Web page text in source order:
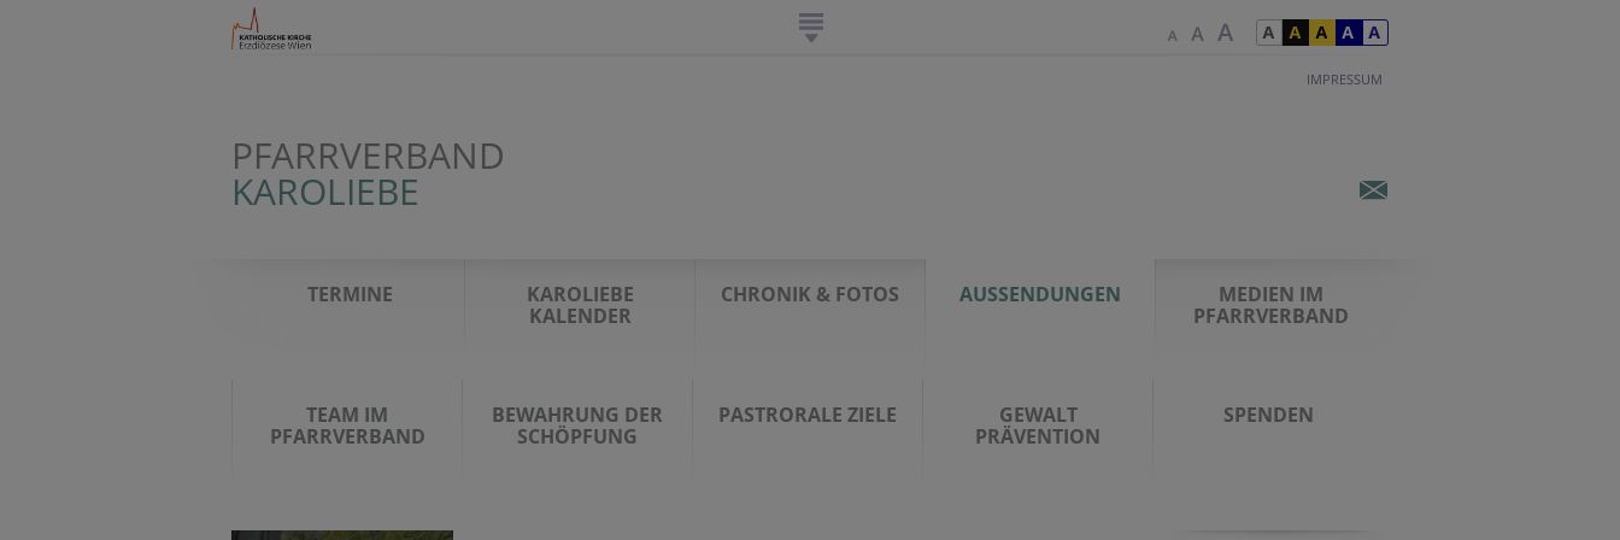
IMPRESSUM
PFARRVERBAND
KAROLIEBE
TERMINE
KAROLIEBE
KALENDER
CHRONIK & FOTOS AUSSENDUNGEN
MEDIEN IM
PFARRVERBAND
TEAM IM
PFARRVERBAND
BEWAHRUNG DER
SCHÖPFUNG
PASTRORALE ZIELE
GEWALT
PRÄVENTION
SPENDEN